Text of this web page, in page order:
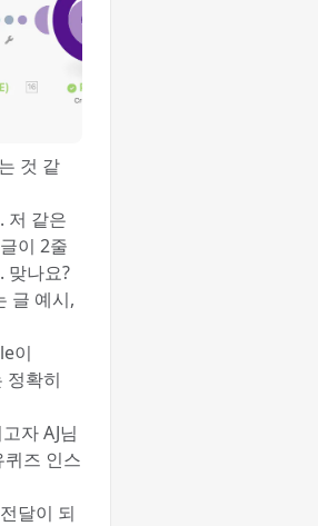
것 같
저 같은
이 2줄
맞나요?
글 예시,
이
정확히
자 AJ님
즈 인스
달이 되